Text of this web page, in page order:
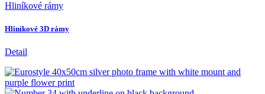
Hliníkové rámy
Hliníkové 3D rámy
Detail